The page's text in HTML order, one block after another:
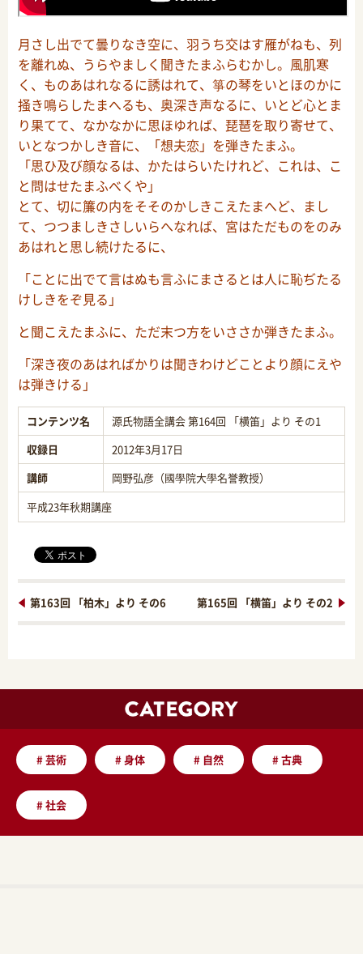
月さし出でて曇りなき空に、羽うち交はす雁がねも、列
を離れぬ、うらやましく聞きたまふらむかし。風肌寒
く、ものあはれなるに誘はれて、箏の琴をいとほのかに
掻き鳴らしたまへるも、奥深き声なるに、いとど心とま
り果てて、なかなかに思ほゆれば、琵琶を取り寄せて、
いとなつかしき音に、「想夫恋」を弾きたまふ。
「思ひ及び顔なるは、かたはらいたけれど、これは、こ
と問はせたまふべくや」
とて、切に簾の内をそそのかしきこえたまへど、まし
て、つつましきさしいらへなれば、宮はただものをのみ
あはれと思し続けたるに、
「ことに出でて言はぬも言ふにまさるとは人に恥ぢたる
けしきをぞ見る」
と聞こえたまふに、ただ末つ方をいささか弾きたまふ。
「深き夜のあはればかりは聞きわけどことより顔にえや
は弾きける」
コンテンツ名
源氏物語全講会 第164回 「横笛」より その1
収録日
2012年3月17日
講師
岡野弘彦（國學院大學名誉教授）
平成23年秋期講座
第163回 「柏木」より その6 第165回 「横笛」より その2
#芸術 #身体 # 自然 #古典
#社会